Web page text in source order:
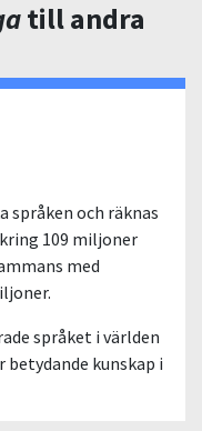
till andra
språken och räknas
109 miljoner
med
språket i världen
kunskap i